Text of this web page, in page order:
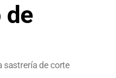
de
sastrería de corte